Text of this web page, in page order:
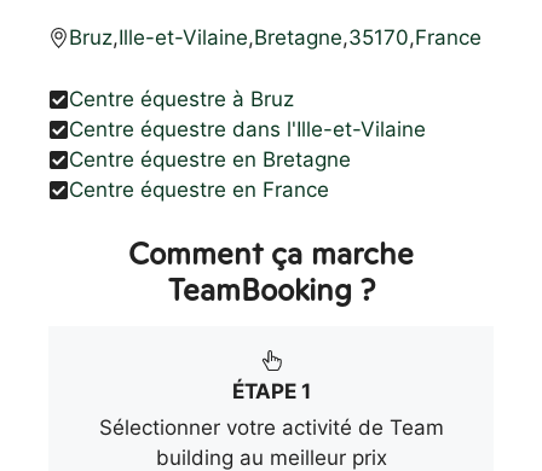
Bruz,Ille-et-Vilaine,Bretagne,35170,France
Centre équestre à Bruz
Centre équestre dans l'Ille-et-Vilaine
Centre équestre en Bretagne
Centre équestre en France
Comment ça marche
TeamBooking ?
ÉTAPE 1
Sélectionner votre activité de Team
building au meilleur prix